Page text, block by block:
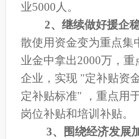
业5000人。
2、继续做好援企
散使用资金变为重点集
业金中拿出2000万，
企业，实现 "定补贴资
定补贴标准" ，重点用
岗位补贴和培训补贴。
3、围绕经济发展